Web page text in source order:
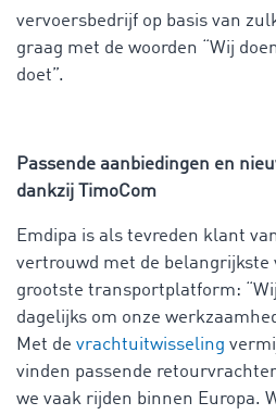
vervoersbedrijf op basis van
graag met de woorden “Wij
doet”.
Passende aanbiedingen en
dankzij TimoCom
Emdipa is als tevreden klant
vertrouwd met de belangrijkste
grootste transportplatform:
dagelijks om onze
Met de vrachtuitwisseling
vinden passende
we vaak rijden binnen Europa.